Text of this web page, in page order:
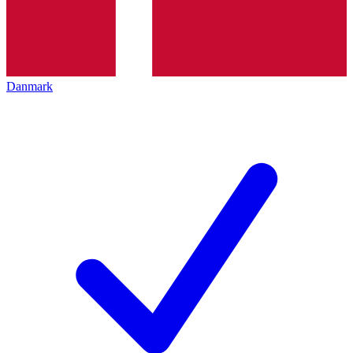
Danmark